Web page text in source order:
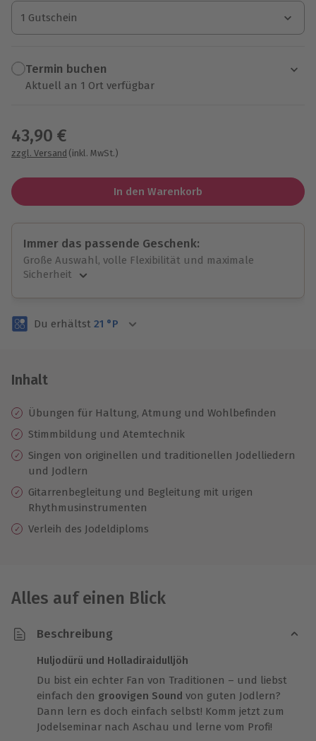
1 Gutschein
1 Gutschein
1 Gutschein
Termin buchen
Aktuell an 1 Ort verfügbar
43,90 €
zzgl. Versand (inkl. MwSt.)
In den Warenkorb
Immer das passende Geschenk:
Große Auswahl, volle Flexibilität und maximale
Sicherheit
Volle Flexibilität
3 Jahre gültig & verlängerbar.
Du erhältst 21 °P
Inhalt
Übungen für Haltung, Atmung und Wohlbefinden
Stimmbildung und Atemtechnik
Singen von originellen und traditionellen Jodelliedern
und Jodlern
Gitarrenbegleitung und Begleitung mit urigen
Rhythmusinstrumenten
Verleih des Jodeldiploms
Alles auf einen Blick
Beschreibung
Huljodürü und Holladiraidulljöh
Du bist ein echter Fan von Traditionen – und liebst
einfach den groovigen Sound von guten Jodlern?
Dann lern es doch einfach selbst! Komm jetzt zum
Jodelseminar nach Aschau und lerne vom Profi!